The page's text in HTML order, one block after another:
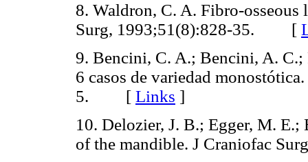
8. Waldron, C. A. Fibro-
Surg, 1993;51(8):828-35. [
9. Bencini, C. A.; Bencini, A. C.;
6 casos de variedad
5. [ Links ]
10. Delozier, J. B.; Egger, M.
of the mandible. J Craniofac